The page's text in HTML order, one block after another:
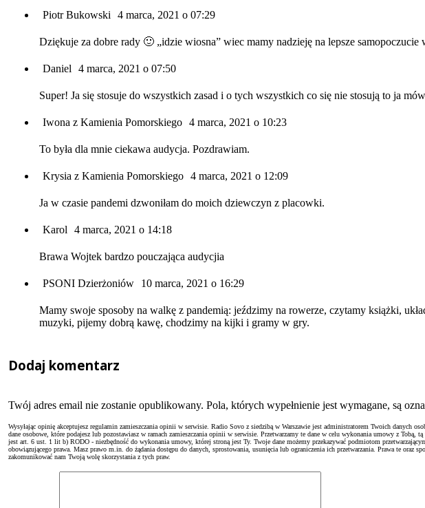
Piotr Bukowski 4 marca, 2021 o 07:29
Dziękuje za dobre rady 🙂 „idzie wiosna” wiec mamy nadzieję na lepsze samopoczucie
Daniel 4 marca, 2021 o 07:50
Super! Ja się stosuje do wszystkich zasad i o tych wszystkich co się nie stosują to ja
Iwona z Kamienia Pomorskiego 4 marca, 2021 o 10:23
To była dla mnie ciekawa audycja. Pozdrawiam.
Krysia z Kamienia Pomorskiego 4 marca, 2021 o 12:09
Ja w czasie pandemi dzwoniłam do moich dziewczyn z placowki.
Karol 4 marca, 2021 o 14:18
Brawa Wojtek bardzo pouczająca audycjia
PSONI Dzierżoniów 10 marca, 2021 o 16:29
Mamy swoje sposoby na walkę z pandemią: jeździmy na rowerze, czytamy książki,
muzyki, pijemy dobrą kawę, chodzimy na kijki i gramy w gry.
Dodaj komentarz
Twój adres email nie zostanie opublikowany. Pola, których wypełnienie jest wymagane, są
Wysyłając opinię akceptujesz regulamin zamieszczania opinii w serwisie. Radio Sovo z siedzibą w Warszawie jest administratorem Twoich danych
dane osobowe, które podajesz lub pozostawiasz w ramach zamieszczania opinii w serwisie. Przetwarzamy te dane w celu wykonania umowy z Tobą,
jest art. 6 ust. 1 lit b) RODO - niezbędność do wykonania umowy, której stroną jest Ty. Twoje dane możemy przekazywać podmiotom
obowiązującego prawa. Masz prawo m.in. do żądania dostępu do danych, sprostowania, usunięcia lub ograniczenia ich przetwarzania. Prawa te
zakomunikować nam Twoją wolę skorzystania z tych praw.